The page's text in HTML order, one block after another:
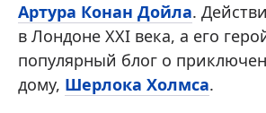
Артура Конан Дойла.
в Лондоне XXI века, а его
популярный блог о
дому, Шерлока Холмса.